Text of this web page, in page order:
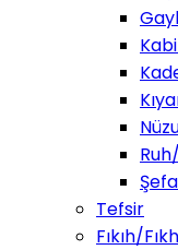
Tefsir
Fıkıh/